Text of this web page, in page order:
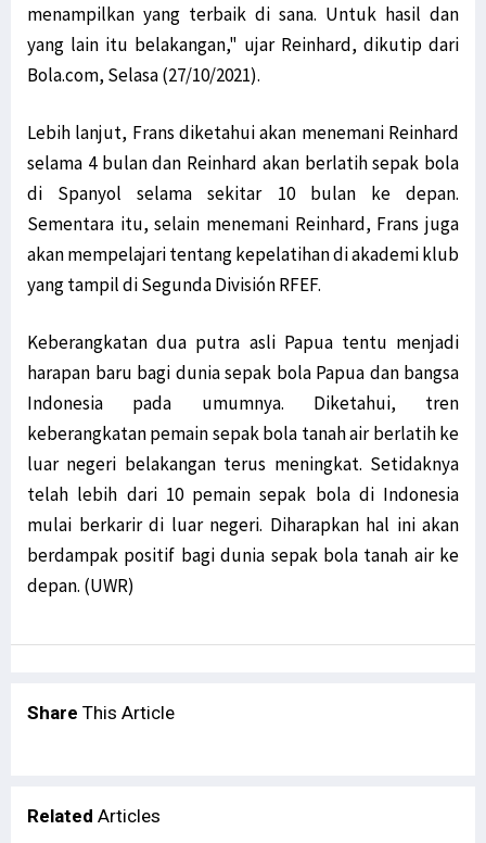
menampilkan yang terbaik di sana. Untuk hasil dan
yang lain itu belakangan," ujar Reinhard, dikutip dari
Bola.com, Selasa (27/10/2021).
Lebih lanjut, Frans diketahui akan menemani Reinhard
selama 4 bulan dan Reinhard akan berlatih sepak bola
di Spanyol selama sekitar 10 bulan ke depan.
Sementara itu, selain menemani Reinhard, Frans juga
akan mempelajari tentang kepelatihan di akademi klub
yang tampil di Segunda División RFEF.
Keberangkatan dua putra asli Papua tentu menjadi
harapan baru bagi dunia sepak bola Papua dan bangsa
Indonesia pada umumnya. Diketahui, tren
keberangkatan pemain sepak bola tanah air berlatih ke
luar negeri belakangan terus meningkat. Setidaknya
telah lebih dari 10 pemain sepak bola di Indonesia
mulai berkarir di luar negeri. Diharapkan hal ini akan
berdampak positif bagi dunia sepak bola tanah air ke
depan. (UWR)
Share This Article
Related Articles